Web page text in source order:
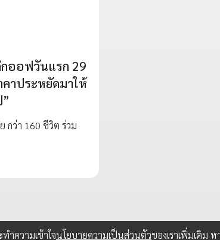
ออฟวันแรก 29
าประหยัดมาให้
กว่า 160 ชีวิต ร่วม
ำความเข้าใจนโยบายความเป็นส่วนตัวของเราเพิ่มเติม